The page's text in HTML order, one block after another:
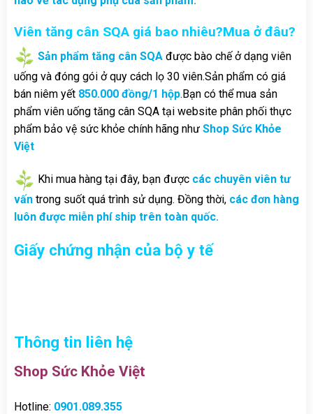
Viên tăng cân SQA giá bao nhiêu?Mua ở đâu?
Sản phẩm tăng cân SQAđược bào chế ở dạng viên
uống và đóng gói ở quy cách lọ 30 viên.Sản phẩm có giá
bán niêm yết 850.000 đồng/1 hộp.Bạn có thể mua sản
phẩm viên uống tăng cân SQA tại website phân phối thực
phẩm bảo vệ sức khỏe chính hãng như Shop Sức Khỏe
Việt
Khi mua hàng tại đây, bạn được các chuyên viên tư
vấntrong suốt quá trình sử dụng. Đồng thời, các đơn hàng
luôn được miễn phí ship trên toàn quốc.
Giấy chứng nhận của bộ y tế
Thông tin liên hệ
Shop Sức Khỏe Việt
Hotline: 0901.089.355